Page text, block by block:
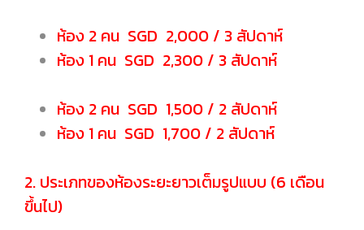
ห้อง 2 คน SGD 2,000 / 3 สัปดาห์
ห้อง 1 คน SGD 2,300 / 3 สัปดาห์
ห้อง 2 คน SGD 1,500 / 2 สัปดาห์
ห้อง 1 คน SGD 1,700 / 2 สัปดาห์
2. ประเภทของห้องระยะยาวเต็มรูปแบบ (6 เดือน
ขึ้นไป)